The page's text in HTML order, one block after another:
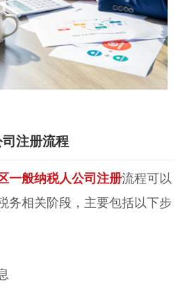
注册流程
一般纳税人公司注册流程可以
务相关阶段，主要包括以下步